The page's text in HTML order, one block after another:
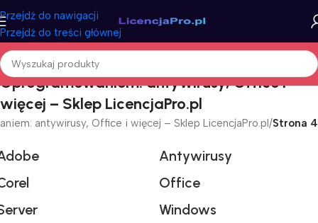
Przejdź do nawigacji
Przejdź do treści głównej
Oprogramowaniem: antywirusy, Office i
więcej – Sklep LicencjaPro.pl
antywirusy, Office i więcej – Sklep LicencjaPro.pl/Strona 4
Antywirusy
Office
Windows